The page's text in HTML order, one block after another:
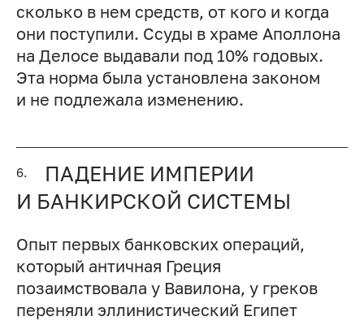
сколько в нем средств, от кого и когда
они поступили. Ссуды в храме Аполлона
на Делосе выдавали под 10% годовых.
Эта норма была установлена законом
и не подлежала изменению.
6.
ПАДЕНИЕ ИМПЕРИИ
И БАНКИРСКОЙ СИСТЕМЫ
Опыт первых банковских операций,
который античная Греция
позаимствовала у Вавилона, у греков
переняли эллинистический Египет